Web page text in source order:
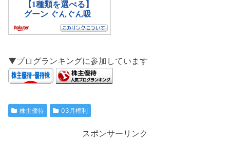
▼ブログランキングに参加しています
株主優待 03月権利
スポンサーリンク